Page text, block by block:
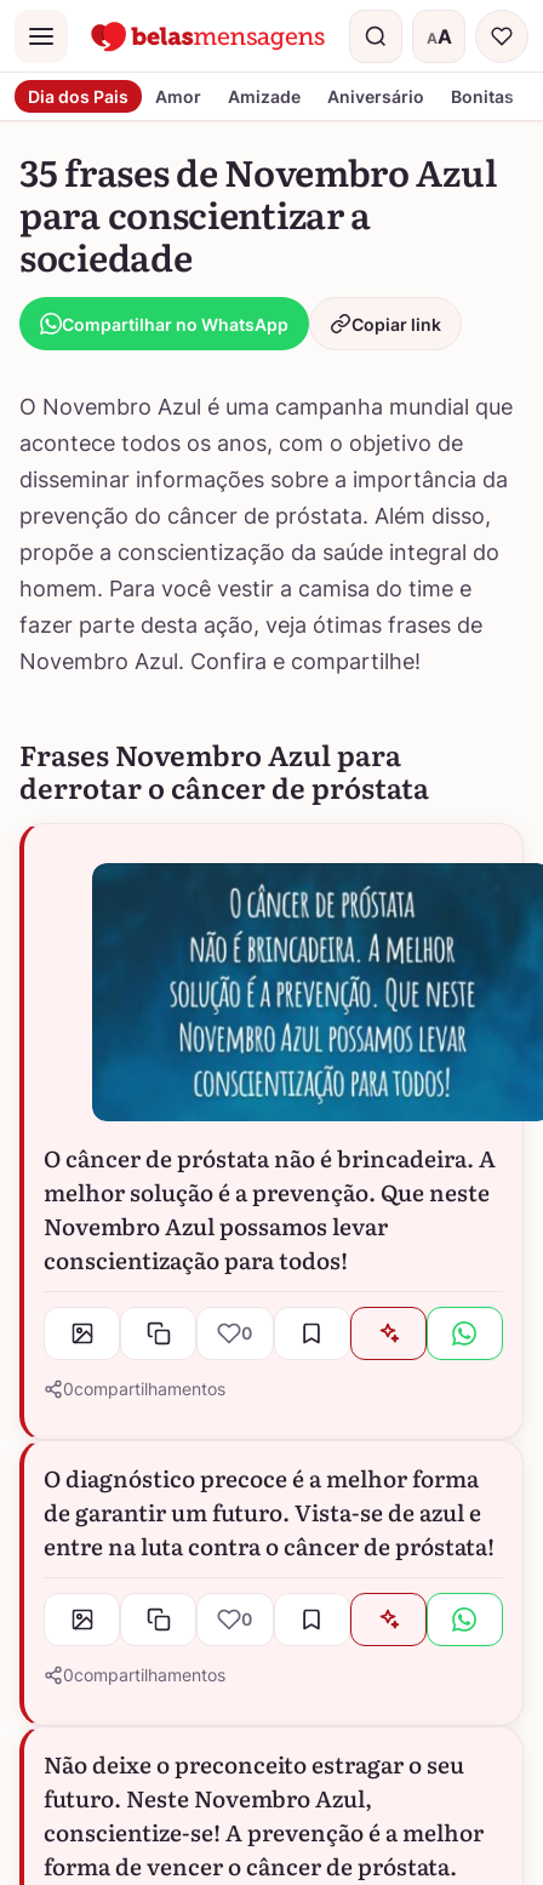
Menu AA
Tamanho do
Dia dos Pais Amor Amizade Aniversário Bonitas
35 frases de Novembro Azul
para conscientizar a
sociedade
Compartilhar no WhatsApp Copiar link
O Novembro Azul é uma campanha mundial que
acontece todos os anos, com o objetivo de
disseminar informações sobre a importância da
prevenção do câncer de próstata. Além disso,
propõe a conscientização da saúde integral do
homem. Para você vestir a camisa do time e
fazer parte desta ação, veja ótimas frases de
Novembro Azul. Confira e compartilhe!
Frases Novembro Azul para
derrotar o câncer de próstata
O câncer de próstata não é brincadeira. A
melhor solução é a prevenção. Que neste
Novembro Azul possamos levar
conscientização para todos!
0
0compartilhamentos
O diagnóstico precoce é a melhor forma
de garantir um futuro. Vista-se de azul e
entre na luta contra o câncer de próstata!
0
0compartilhamentos
Não deixe o preconceito estragar o seu
futuro. Neste Novembro Azul,
conscientize-se! A prevenção é a melhor
forma de vencer o câncer de próstata.